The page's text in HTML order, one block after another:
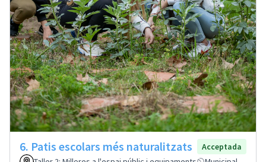
6. Patis escolars més naturalitzats
Acceptada